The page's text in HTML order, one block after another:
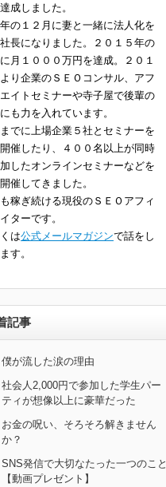
成しました。
の１２月に妻と一緒に法人化を
長になりました。２０１５年の
月１０００万円を達成。２０１
り企業のＳＥＯコンサル、アフ
エイトセミナーや寺子屋で後輩の
も力を入れています。
でに上場企業５社とセミナーを
催したり、４００名以上が同時
したオンラインセミナーなどを
催してきました。
稼ぎ続ける現役のＳＥＯアフィ
ターです。
は公式メールマガジンで話をし
す。
記事
僕が流した涙の理由
社会人2,000円で参加した学生パー
ティが想像以上に豪華だった
お金の呪い、そろそろ解きません
か？
SNS発信で大切なたった一つのこと
【動画プレゼント】